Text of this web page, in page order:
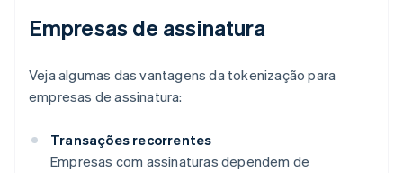
Empresas de assinatura
Veja algumas das vantagens da tokenização para
empresas de assinatura:
Transações recorrentes
Empresas com assinaturas dependem de